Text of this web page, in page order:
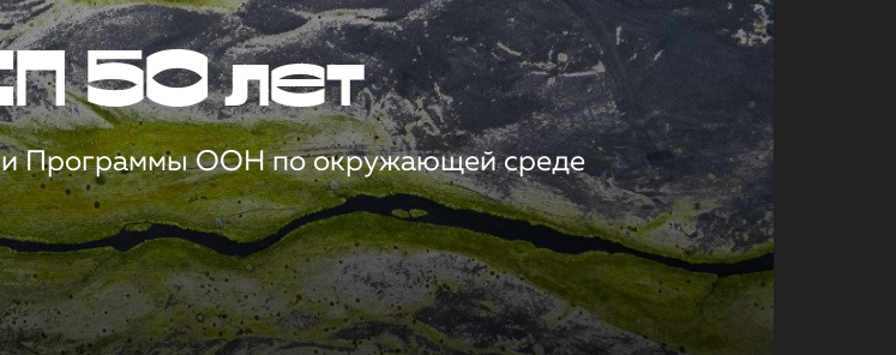
50 лет
Программы ООН по окружающей среде